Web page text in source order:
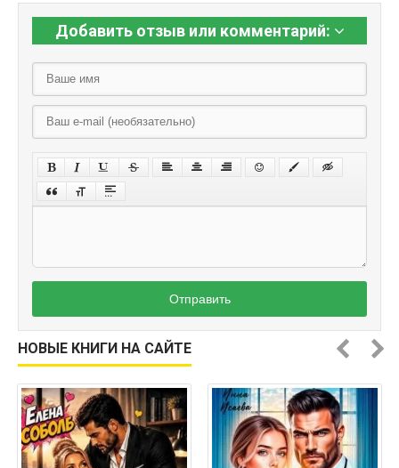
Добавить отзыв или комментарий:
Отправить
НОВЫЕ КНИГИ НА САЙТЕ